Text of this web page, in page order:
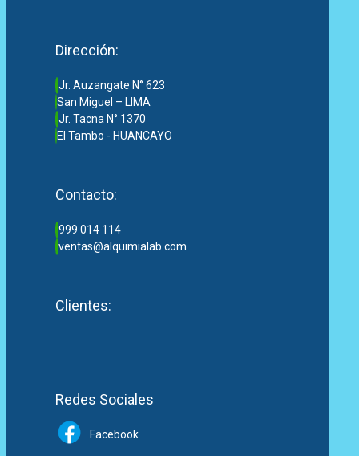
Dirección:
Jr. Auzangate N° 623
San Miguel – LIMA
Jr. Tacna N° 1370
El Tambo - HUANCAYO
Contacto:
999 014 114
ventas@alquimialab.com
Clientes:
Redes Sociales
Facebook